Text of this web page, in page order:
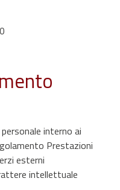
interno ai
Prestazioni
esterni
intellettuale